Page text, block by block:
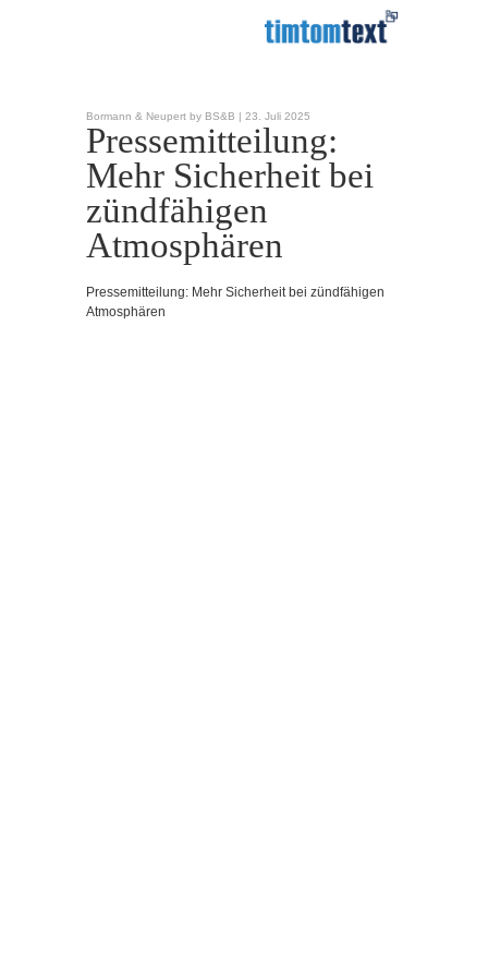
Bormann & Neupert by BS&B | 23. Juli 2025
Pressemitteilung:
Mehr Sicherheit bei
zündfähigen
Atmosphären
Pressemitteilung: Mehr Sicherheit bei zündfähigen
Atmosphären